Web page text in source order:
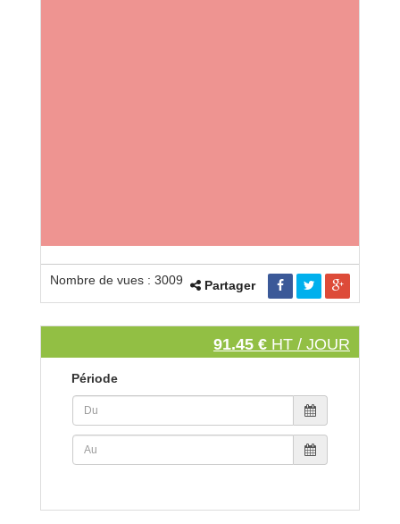
Nombre de vues : 3009 Partager
91.45 € HT / JOUR
Période